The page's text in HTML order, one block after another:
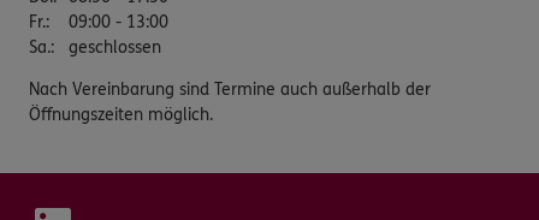
Fr.:
09:00 - 13:00
Sa.: geschlossen
Nach Vereinbarung sind Termine auch außerhalb der
Öffnungszeiten möglich.